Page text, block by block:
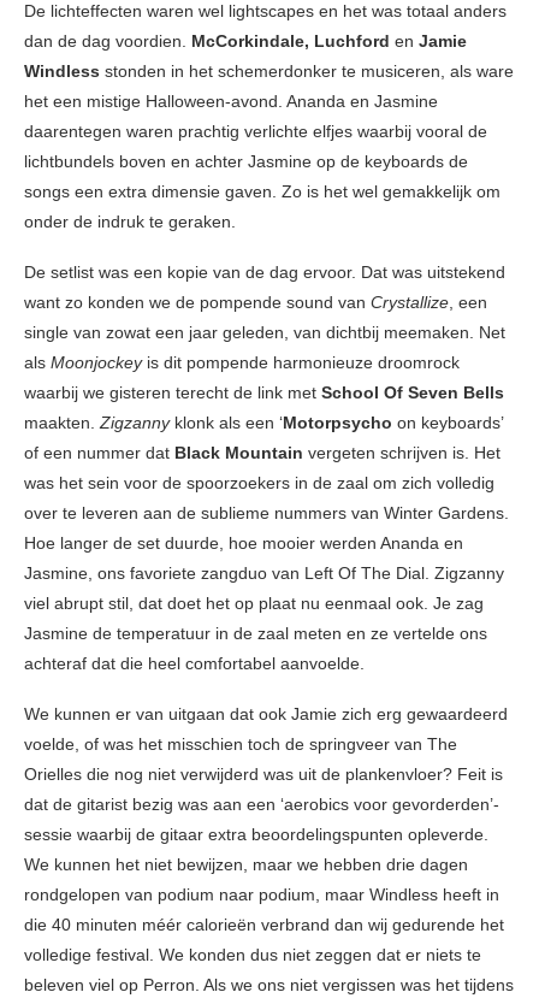
De lichteffecten waren wel lightscapes en het was totaal anders
dan de dag voordien. McCorkindale, Luchford en Jamie
Windless stonden in het schemerdonker te musiceren, als ware
het een mistige Halloween-avond. Ananda en Jasmine
daarentegen waren prachtig verlichte elfjes waarbij vooral de
lichtbundels boven en achter Jasmine op de keyboards de
songs een extra dimensie gaven. Zo is het wel gemakkelijk om
onder de indruk te geraken.
De setlist was een kopie van de dag ervoor. Dat was uitstekend
want zo konden we de pompende sound van Crystallize , een
single van zowat een jaar geleden, van dichtbij meemaken. Net
als Moonjockeyis dit pompende harmonieuze droomrock
waarbij we gisteren terecht de link met School Of Seven Bells
maakten. Zigzannyklonk als een ‘Motorpsycho on keyboards’
of een nummer dat Black Mountain vergeten schrijven is. Het
was het sein voor de spoorzoekers in de zaal om zich volledig
over te leveren aan de sublieme nummers van Winter Gardens.
Hoe langer de set duurde, hoe mooier werden Ananda en
Jasmine, ons favoriete zangduo van Left Of The Dial. Zigzanny
viel abrupt stil, dat doet het op plaat nu eenmaal ook. Je zag
Jasmine de temperatuur in de zaal meten en ze vertelde ons
achteraf dat die heel comfortabel aanvoelde.
We kunnen er van uitgaan dat ook Jamie zich erg gewaardeerd
voelde, of was het misschien toch de springveer van The
Orielles die nog niet verwijderd was uit de plankenvloer? Feit is
dat de gitarist bezig was aan een ‘aerobics voor gevorderden’-
sessie waarbij de gitaar extra beoordelingspunten opleverde.
We kunnen het niet bewijzen, maar we hebben drie dagen
rondgelopen van podium naar podium, maar Windless heeft in
die 40 minuten méér calorieën verbrand dan wij gedurende het
volledige festival. We konden dus niet zeggen dat er niets te
beleven viel op Perron. Als we ons niet vergissen was het tijdens